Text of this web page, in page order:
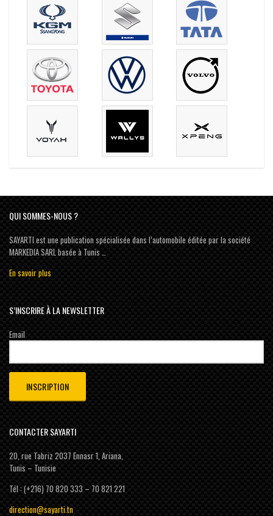
QUI SOMMES-NOUS ?
SAYARTI est une publication spécialisée dans l’automobile éditée par la société
MARKEDIA SARL basée à Tunis …
En savoir plus
S’INSCRIRE À LA NEWSLETTER
Email
CONTACTER SAYARTI
20, rue Tabriz 2037 Ennasr 1, Ariana,
Tunis – Tunisie
Tél : (+216) 70 820 333 – 70 821 221
direction@sayarti.tn